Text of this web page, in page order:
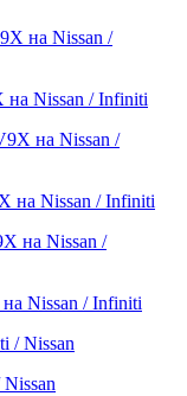
на Nissan / Infiniti
на Nissan / Infiniti
Nissan / Infiniti